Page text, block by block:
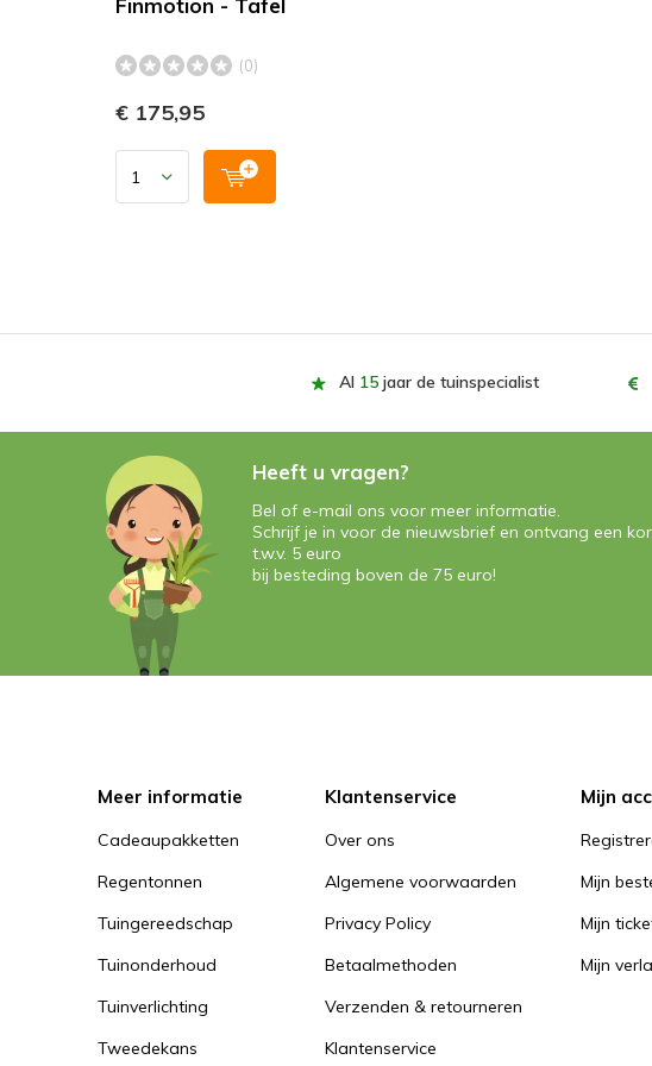
Finmotion - Tafel
(0)
€ 175,95
Al 15 jaar de tuinspecialist
Heeft u vragen?
Bel of e-mail ons voor meer informatie.
Schrijf je in voor de nieuwsbrief en ontvang een
t.w.v. 5 euro
bij besteding boven de 75 euro!
Meer informatie
Cadeaupakketten
Regentonnen
Tuingereedschap
Tuinonderhoud
Tuinverlichting
Tweedekans
Klantenservice
Over ons
Algemene voorwaarden
Privacy Policy
Betaalmethoden
Verzenden & retourneren
Klantenservice
Mijn
Mijn
Mijn
Mijn